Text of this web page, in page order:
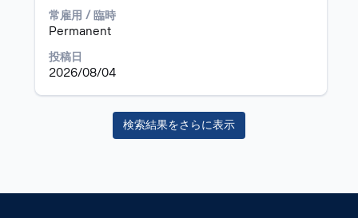
ー
で
選
択
し
ま
常雇用 / 臨時
Permanent
投稿日
2026/08/04
コ
ン
ン
ツ
検索結果をさらに表示